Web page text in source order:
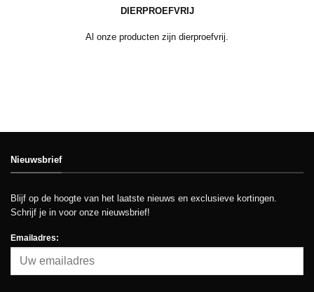
DIERPROEFVRIJ
Al onze producten zijn dierproefvrij.
Nieuwsbrief
Blijf op de hoogte van het laatste nieuws en exclusieve kortingen.
Schrijf je in voor onze nieuwsbrief!
Emailadres: